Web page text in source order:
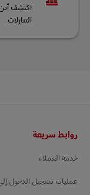
اكتشِف
التنازلات
روابط سريعة
خدمة العملاء
عمليات تسجيل الدخول إلى